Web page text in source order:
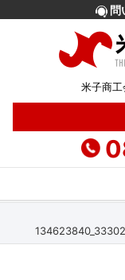
問
米子商